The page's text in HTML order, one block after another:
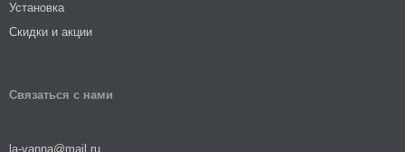
Установка
Скидки и акции
Связаться с нами
la-vanna@mail.ru